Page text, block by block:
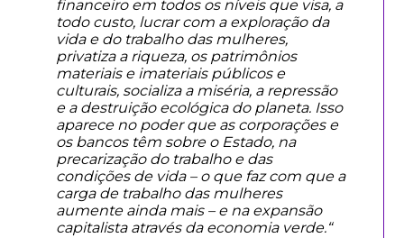
financeiro em todos os níveis que visa, a
todo custo, lucrar com a exploração da
vida e do trabalho das mulheres,
privatiza a riqueza, os patrimônios
materiais e imateriais públicos e
culturais, socializa a miséria, a repressão
e a destruição ecológica do planeta. Isso
aparece no poder que as corporações e
os bancos têm sobre o Estado, na
precarização do trabalho e das
condições de vida – o que faz com que a
carga de trabalho das mulheres
aumente ainda mais – e na expansão
capitalista através da economia verde.“